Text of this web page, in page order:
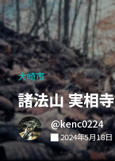
大崎市
諸法山 実相寺
@kenc0224
2024年5月18日